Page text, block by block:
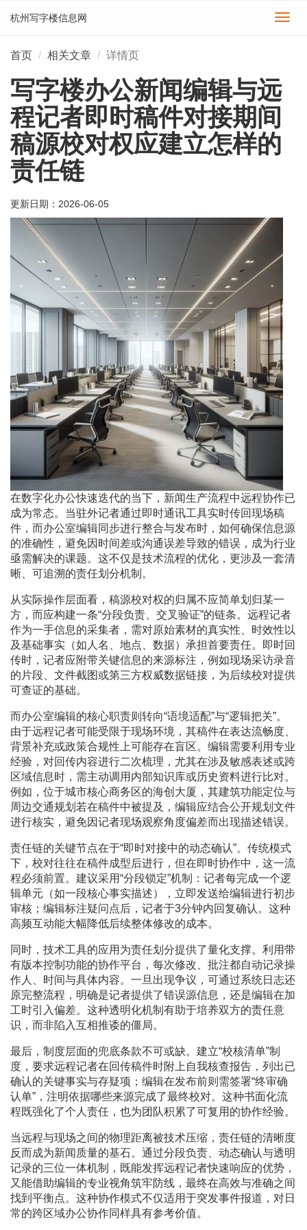
切
杭州写字楼信息网
首页 相关文章 详情页
写字楼办公新闻编辑与远
程记者即时稿件对接期间
稿源校对权应建立怎样的
责任链
更新日期： 2026-06-05
在数字化办公快速迭代的当下，新闻生产流程中远程协作已
成为常态。当驻外记者通过即时通讯工具实时传回现场稿
件，而办公室编辑同步进行整合与发布时，如何确保信息源
的准确性，避免因时间差或沟通误差导致的错误，成为行业
亟需解决的课题。这不仅是技术流程的优化，更涉及一套清
晰、可追溯的责任划分机制。
从实际操作层面看，稿源校对权的归属不应简单划归某一
方，而应构建一条“分段负责、交叉验证”的链条。远程记者
作为一手信息的采集者，需对原始素材的真实性、时效性以
及基础事实（如人名、地点、数据）承担首要责任。即时回
传时，记者应附带关键信息的来源标注，例如现场采访录音
的片段、文件截图或第三方权威数据链接，为后续校对提供
可查证的基础。
而办公室编辑的核心职责则转向“语境适配”与“逻辑把关”。
由于远程记者可能受限于现场环境，其稿件在表达流畅度、
背景补充或政策合规性上可能存在盲区。编辑需要利用专业
经验，对回传内容进行二次梳理，尤其在涉及敏感表述或跨
区域信息时，需主动调用内部知识库或历史资料进行比对。
例如，位于城市核心商务区的海创大厦，其建筑功能定位与
周边交通规划若在稿件中被提及，编辑应结合公开规划文件
进行核实，避免因记者现场观察角度偏差而出现描述错误。
责任链的关键节点在于“即时对接中的动态确认”。传统模式
下，校对往往在稿件成型后进行，但在即时协作中，这一流
程必须前置。建议采用“分段锁定”机制：记者每完成一个逻
辑单元（如一段核心事实描述），立即发送给编辑进行初步
审核；编辑标注疑问点后，记者于3分钟内回复确认。这种
高频互动能大幅降低后续整体修改的成本。
同时，技术工具的应用为责任划分提供了量化支撑。利用带
有版本控制功能的协作平台，每次修改、批注都自动记录操
作人、时间与具体内容。一旦出现争议，可通过系统日志还
原完整流程，明确是记者提供了错误源信息，还是编辑在加
工时引入偏差。这种透明化机制有助于培养双方的责任意
识，而非陷入互相推诿的僵局。
最后，制度层面的兜底条款不可或缺。建立“校核清单”制
度，要求远程记者在回传稿件时附上自我核查报告，列出已
确认的关键事实与存疑项；编辑在发布前则需签署“终审确
认单”，注明依据哪些来源完成了最终校对。这种书面化流
程既强化了个人责任，也为团队积累了可复用的协作经验。
当远程与现场之间的物理距离被技术压缩，责任链的清晰度
反而成为新闻质量的基石。通过分段负责、动态确认与透明
记录的三位一体机制，既能发挥远程记者快速响应的优势，
又能借助编辑的专业视角筑牢防线，最终在高效与准确之间
找到平衡点。这种协作模式不仅适用于突发事件报道，对日
常的跨区域办公协作同样具有参考价值。